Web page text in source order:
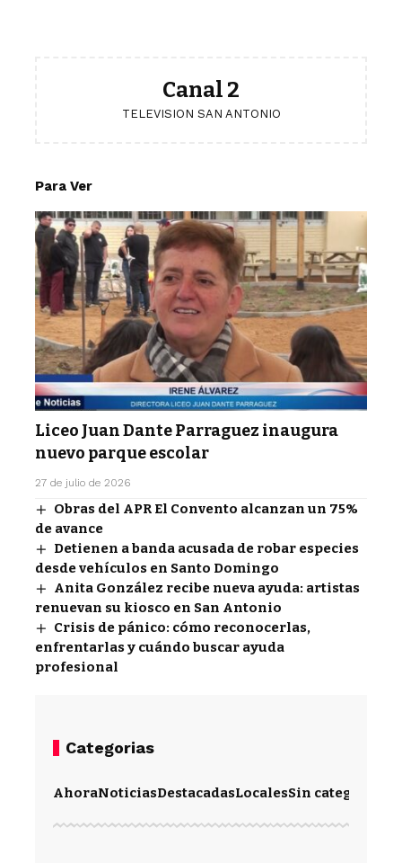
Canal 2
TELEVISION SAN ANTONIO
Para Ver
Liceo Juan Dante Parraguez inaugura
nuevo parque escolar
27 de julio de 2026
Obras del APR El Convento alcanzan un 75%
de avance
Detienen a banda acusada de robar especies
desde vehículos en Santo Domingo
Anita González recibe nueva ayuda: artistas
renuevan su kiosco en San Antonio
Crisis de pánico: cómo reconocerlas,
enfrentarlas y cuándo buscar ayuda
profesional
Categorias
AhoraNoticiasDestacadasLocalesSin categoría